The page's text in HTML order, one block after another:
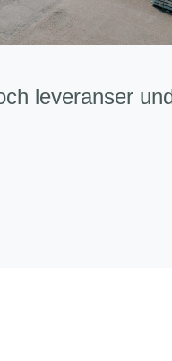
leveranser